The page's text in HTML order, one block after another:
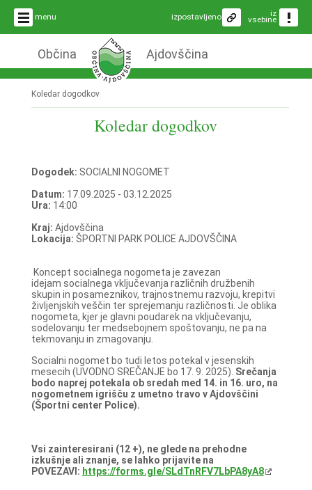
menu iz
vsebine
izpostavljeno
Občina Ajdovščina
Koledar dogodkov
Koledar dogodkov
Dogodek: SOCIALNI NOGOMET
Datum: 17.09.2025 - 03.12.2025
Ura: 14:00
Kraj: Ajdovščina
Lokacija: ŠPORTNI PARK POLICE AJDOVŠČINA
Koncept socialnega nogometa je zavezan
idejam socialnega vključevanja različnih družbenih
skupin in posameznikov, trajnostnemu razvoju, krepitvi
življenjskih veščin ter sprejemanju različnosti. Je oblika
nogometa, kjer je glavni poudarek na vključevanju,
sodelovanju ter medsebojnem spoštovanju, ne pa na
tekmovanju in zmagovanju.
Socialni nogomet bo tudi letos potekal v jesenskih
mesecih (UVODNO SREČANJE bo 17. 9. 2025). Srečanja
bodo naprej potekala ob sredah med 14. in 16. uro, na
nogometnem igrišču z umetno travo v Ajdovščini
(Športni center Police).
Vsi zainteresirani (12 +), ne glede na prehodne
izkušnje ali znanje, se lahko prijavite na
POVEZAVI: https://forms.gle/SLdTnRFV7LbPA8yA8